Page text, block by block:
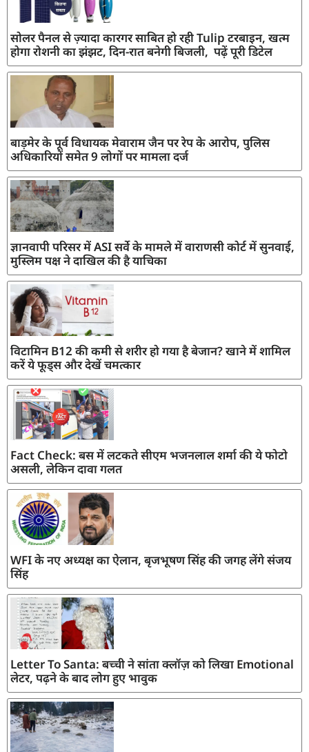
सोलर पैनल से ज़्यादा कारगर साबित हो रही Tulip टरबाइन, खत्म
होगा रोशनी का झंझट, दिन-रात बनेगी बिजली, पढ़ें पूरी डिटेल
बाड़मेर के पूर्व विधायक मेवाराम जैन पर रेप के आरोप, पुलिस
अधिकारियों समेत 9 लोगों पर मामला दर्ज
ज्ञानवापी परिसर में ASI सर्वे के मामले में वाराणसी कोर्ट में सुनवाई,
मुस्लिम पक्ष ने दाखिल की है याचिका
विटामिन B12 की कमी से शरीर हो गया है बेजान? खाने में शामिल
करें ये फूड्स और देखें चमत्कार
Fact Check: बस में लटकते सीएम भजनलाल शर्मा की ये फोटो
असली, लेकिन दावा गलत
WFI के नए अध्यक्ष का ऐलान, बृजभूषण सिंह की जगह लेंगे संजय
सिंह
Letter To Santa: बच्ची ने सांता क्लॉज़ को लिखा Emotional
लेटर, पढ़ने के बाद लोग हुए भावुक